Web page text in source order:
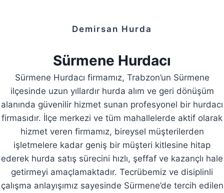
Demirsan Hurda
Sürmene Hurdacı
Sürmene Hurdacı firmamız, Trabzon’un Sürmene
ilçesinde uzun yıllardır hurda alım ve geri dönüşüm
alanında güvenilir hizmet sunan profesyonel bir hurdacı
firmasıdır. İlçe merkezi ve tüm mahallelerde aktif olarak
hizmet veren firmamız, bireysel müşterilerden
işletmelere kadar geniş bir müşteri kitlesine hitap
ederek hurda satış sürecini hızlı, şeffaf ve kazançlı hale
getirmeyi amaçlamaktadır. Tecrübemiz ve disiplinli
çalışma anlayışımız sayesinde Sürmene’de tercih edilen